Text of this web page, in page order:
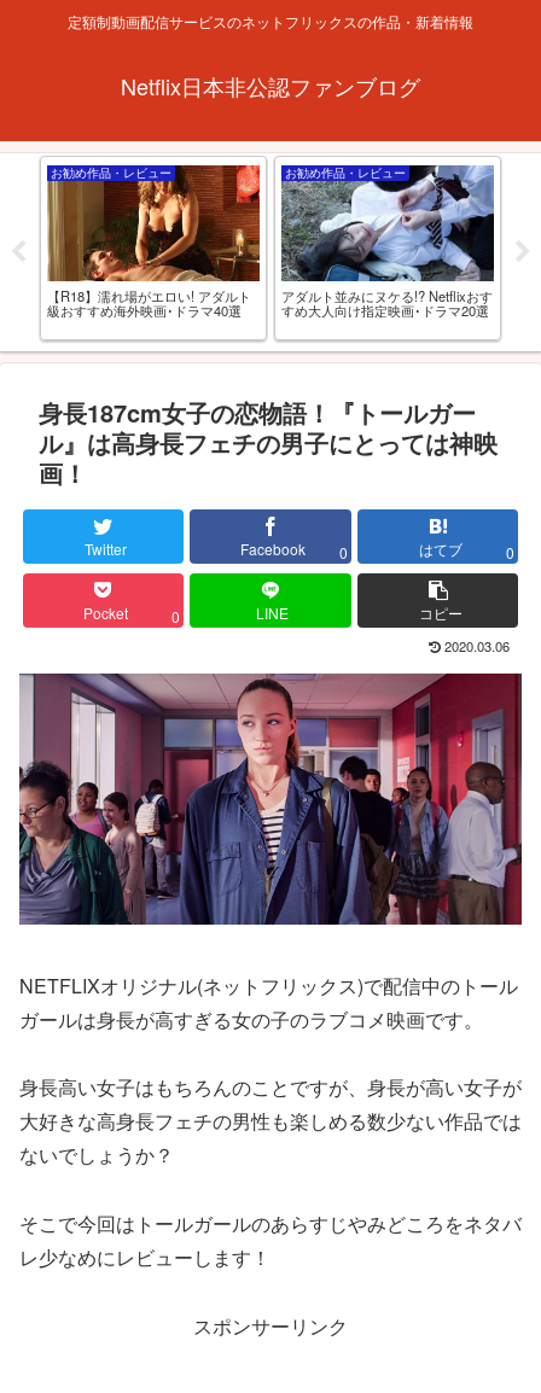
定額制動画配信サービスのネットフリックスの作品・新着情報
Netflix日本非公認ファンブログ
お勧め作品・レビュー
【R18】濡れ場がエロい! アダルト
級おすすめ海外映画･ドラマ40選
お勧め作品・レビュー
アダルト並みにヌケる!? Netflixおす
すめ大人向け指定映画･ドラマ20選
身長187cm女子の恋物語！『トールガー
ル』は高身長フェチの男子にとっては神映
画！
Twitter Facebook 0 はてブ 0
Pocket 0 LINE コピー
2020.03.06
NETFLIXオリジナル(ネットフリックス)で配信中のトール
ガールは身長が高すぎる女の子のラブコメ映画です。
身長高い女子はもちろんのことですが、身長が高い女子が
大好きな高身長フェチの男性も楽しめる数少ない作品では
ないでしょうか？
そこで今回はトールガールのあらすじやみどころをネタバ
レ少なめにレビューします！
スポンサーリンク